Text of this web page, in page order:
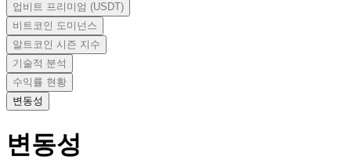
업비트 프리미엄 (USDT)
비트코인 도미넌스
알트코인 시즌 지수
기술적 분석
수익률 현황
변동성
변동성